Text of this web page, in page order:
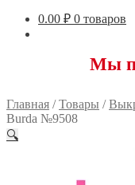
0.00 ₽ 0 товаров
Мы
Главная /Товары /
Burda №9508
🔍